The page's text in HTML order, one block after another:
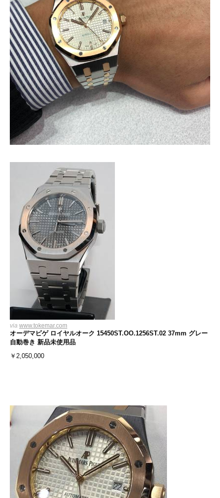
via www.tokemar.com
オーデマピゲ ロイヤルオーク 15450ST.OO.1256ST.02 37mm グレー
自動巻き 新品未使用品
￥ 2,050,000